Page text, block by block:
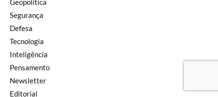
Geopolítica
Segurança
Defesa
Tecnologia
Inteligência
Pensamento
Newsletter
Editorial